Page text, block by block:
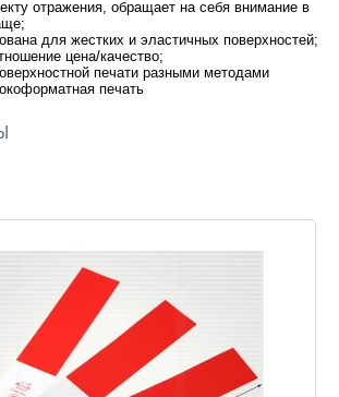
отражения, обращает на себя внимание в
для жестких и эластичных поверхностей;
цена/качество;
печати разными методами
печать